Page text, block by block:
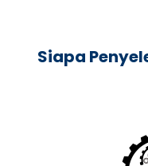
Siapa